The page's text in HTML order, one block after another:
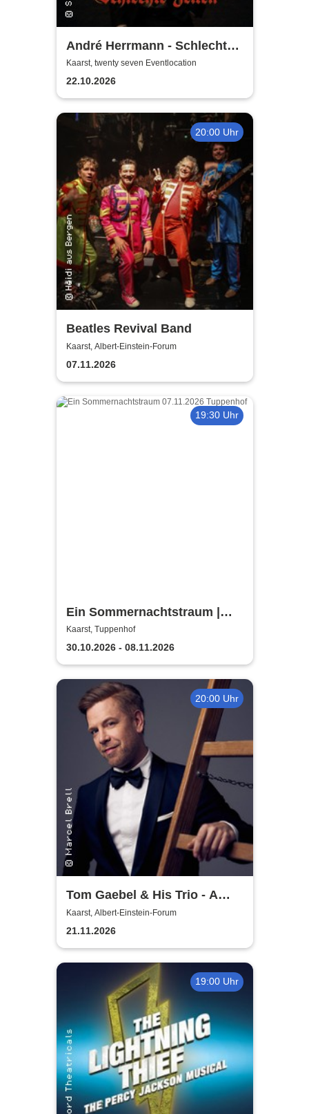
André Herrmann - Schlechte
Zeiten Schlechte Zeiten
Kaarst, twenty seven Eventlocation
22.10.2026
20:00 Uhr
Beatles Revival Band
Kaarst, Albert-Einstein-Forum
07.11.2026
19:30 Uhr
Ein Sommernachtstraum |
Theaterverein Kaarst
Kaarst, Tuppenhof
30.10.2026 - 08.11.2026
20:00 Uhr
Tom Gaebel & His Trio - A
Swinging Affair
Kaarst, Albert-Einstein-Forum
21.11.2026
19:00 Uhr